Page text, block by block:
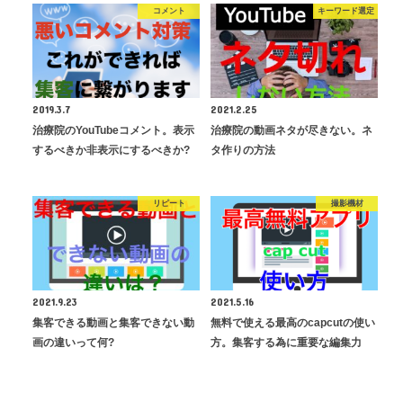
コメント
2019.3.7
治療院のYouTubeコメント。表示
するべきか非表示にするべきか?
キーワード選定
2021.2.25
治療院の動画ネタが尽きない。ネ
タ作りの方法
リピート
2021.9.23
集客できる動画と集客できない動
画の違いって何?
撮影機材
2021.5.16
無料で使える最高のcapcutの使い
方。集客する為に重要な編集力